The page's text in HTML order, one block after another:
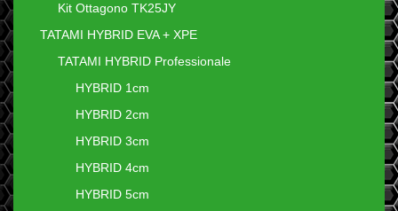
Kit Ottagono TK25JY
TATAMI HYBRID EVA + XPE
TATAMI HYBRID Professionale
HYBRID 1cm
HYBRID 2cm
HYBRID 3cm
HYBRID 4cm
HYBRID 5cm